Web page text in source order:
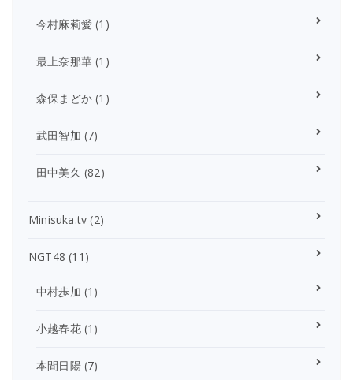
今村麻莉愛 (1)
最上奈那華 (1)
森保まどか (1)
武田智加 (7)
田中美久 (82)
Minisuka.tv (2)
NGT48 (11)
中村歩加 (1)
小越春花(1)
本間日陽(7)